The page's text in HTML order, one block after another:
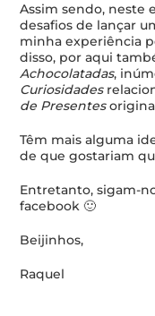
Assim sendo, neste
desafios de lançar
minha experiência
disso, por aqui
Achocolatadas,
Curiosidades
de Presentes
Têm mais alguma
de que gostariam
Entretanto, sigam-
facebook 🙂
Beijinhos,
Raquel